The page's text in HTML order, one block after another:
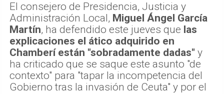
El consejero de Presidencia, Justicia y
Administración Local, Miguel Ángel García
Martín, ha defendido este jueves que las
explicaciones el ático adquirido en
Chamberí están "sobradamente dadas" y
ha criticado que se saque este asunto "de
contexto" para "tapar la incompetencia del
Gobierno tras la invasión de Ceuta" y por el